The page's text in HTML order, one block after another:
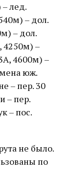
лед.
– дол.
– дол.
4250м) –
4600м) –
юж.
– пер. 30
– пер.
– пос.
не было.
по